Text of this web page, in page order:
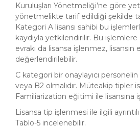
Kuruluşları Yönetmeliği’ne göre
yönetmelikte tarif edildiği şekilde
Kategori A lisansı sahibi bu
kaydıyla yetkilendirilir. Bu
evrakı da lisansa işlenmez, lisansın
değerlendirilebilir.
C kategori bir onaylayıcı
veya B2 olmalıdır. Müteakip tipler
Familiarization eğitimi ile lisansına
Lisansa tip işlenmesi ile ilgili
Tablo-5 incelenebilir.